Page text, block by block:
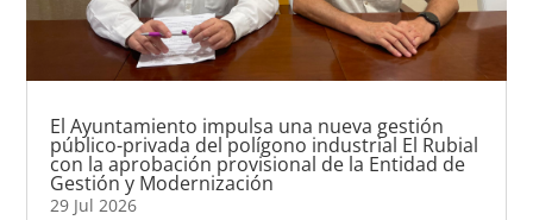
El Ayuntamiento impulsa una nueva gestión
público-privada del polígono industrial El Rubial
con la aprobación provisional de la Entidad de
Gestión y Modernización
29 Jul 2026